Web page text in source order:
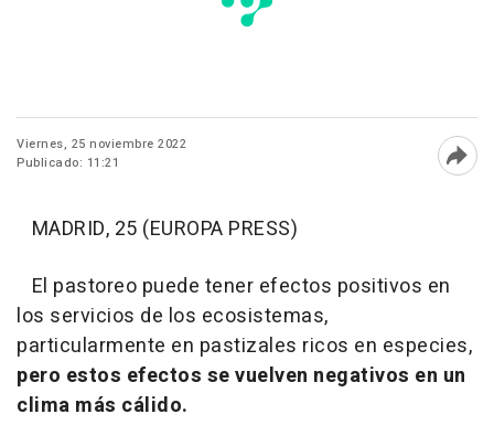
Viernes, 25 noviembre 2022
Publicado: 11:21
MADRID, 25 (EUROPA PRESS)
El pastoreo puede tener efectos positivos en
los servicios de los ecosistemas,
particularmente en pastizales ricos en especies,
pero estos efectos se vuelven negativos en un
clima más cálido.